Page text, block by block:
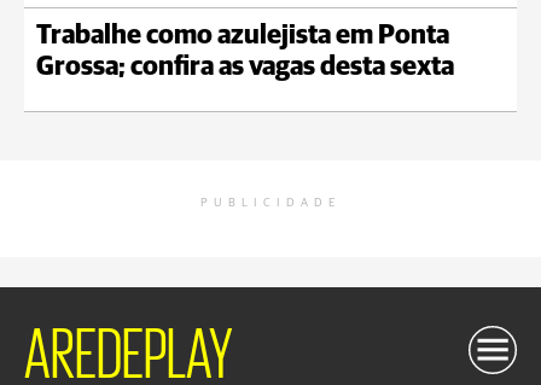
Trabalhe como azulejista em Ponta
Grossa; confira as vagas desta sexta
PUBLICIDADE
AREDEPLAY